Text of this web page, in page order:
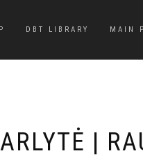
DBT LIBRARY MAIN
|